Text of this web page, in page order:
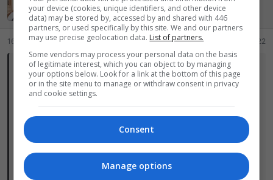
Bam-bam-bam
16 Abril 2026 #2.322
GustavoVP disse:
Clique para ver tudo...
your device (cookies, unique identifiers, and other device
data) may be stored by, accessed by and shared with 446
partners, or used specifically by this site. We and our partners
may use precise geolocation data. List of partners.
Some vendors may process your personal data on the basis
of legitimate interest, which you can object to by managing
your options below. Look for a link at the bottom of this page
or in the site menu to manage or withdraw consent in privacy
and cookie settings.
Consent
Manage options